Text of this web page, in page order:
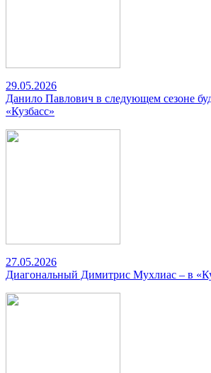
29.05.2026
Данило Павлович в следующем сезоне
«Кузбасс»
27.05.2026
Диагональный Димитрис Мухлиас – в